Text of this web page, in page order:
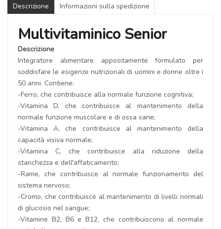
Descrizione Informazioni sulla spedizione
Multivitaminico Senior
Descrizione
Integratore alimentare appositamente formulato per
soddisfare le esigenze nutrizionali di uomini e donne oltre i
50 anni. Contiene:
-Ferro, che contribuisce alla normale funzione cognitiva;
-Vitamina D, che contribuisce al mantenimento della
normale funzione muscolare e di ossa sane;
-Vitamina A, che contribuisce al mantenimento della
capacità visiva normale;
-Vitamina C, che contribuisce alla riduzione della
stanchezza e dell'affaticamento;
-Rame, che contribuisce al normale funzionamento del
sistema nervoso;
-Cromo, che contribuisce al mantenimento di livelli normali
di glucosio nel sangue;
-Vitamine B2, B6 e B12, che contribuiscono al normale